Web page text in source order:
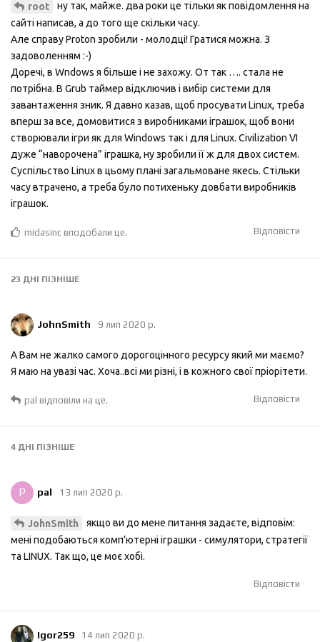
root
ну так, майже. два роки це тільки як повідомлення на
сайті написав, а до того ще скільки часу.
Але справу Proton зробили - молодці! Гратися можна. З
задоволенням :-)
Доречі, в Wndows я більше і не захожу. От так …. стала не
потрібна. В Grub таймер відключив і вибір системи для
завантаження зник. Я давно казав, щоб просувати Linux, треба
вперш за все, домовитися з виробниками іграшок, щоб вони
створювали ігри як для Windows так і для Linux. Civilization VI
дуже “наворочена” іграшка, ну зробили її ж для двох систем.
Суспільство Linux в цьому плані загальмоване якесь. Стільки
часу втрачено, а треба було потихеньку довбати виробників
іграшок.
Відповісти
midasinc вподобали це.
23 ДНІ ПІЗНІШЕ
JohnSmith 9 лип 2020 р.
А Вам не жалко самого дорогоцінного ресурсу який ми маємо?
Я маю на увазі час. Хоча..всі ми різні, і в кожного свої пріорітети.
Відповісти
pal відповіли на це.
4 ДНІ ПІЗНІШЕ
P pal 13 лип 2020 р.
JohnSmith
якщо ви до мене питання задаєте, відповім:
мені подобаються комп’ютерні іграшки - симулятори, стратегії
та LINUX. Так що, це моє хобі.
Відповісти
Igor259 14 лип 2020 р.